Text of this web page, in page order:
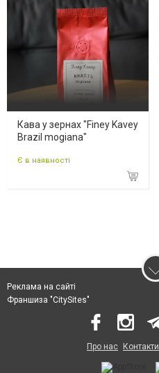
Кава у зернах "Finey Kavey
Brazil mogiana"
Є в наявності
Реклама на сайті
Франшиза "CitySites"
Про нас Контакти